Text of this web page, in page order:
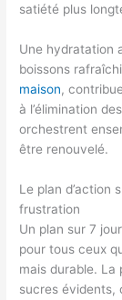
satiété plus
Une hydratation
boissons
maison,
à l’élimination
orchestrent
être renouvelé.
Le plan d’action
frustration
Un plan sur 7
pour tous ceux
mais durable. La
sucres évidents,